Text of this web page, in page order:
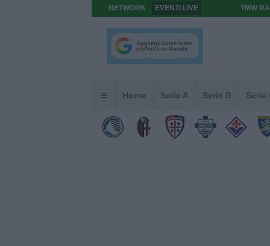
NETWORK EVENTI LIVE TMW
Home Serie A Serie B Serie